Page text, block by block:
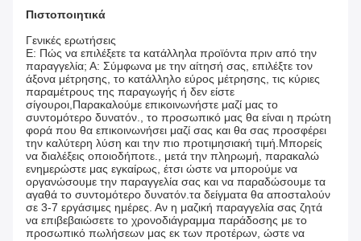
Πιστοποιητικά
Γενικές ερωτήσεις
Ε: Πώς να επιλέξετε τα κατάλληλα προϊόντα πριν από την
παραγγελία; Α: Σύμφωνα με την αίτησή σας, επιλέξτε τον
άξονα μέτρησης, το κατάλληλο εύρος μέτρησης, τις κύριες
παραμέτρους της παραγωγής ή δεν είστε
σίγουροι,Παρακαλούμε επικοινωνήστε μαζί μας το
συντομότερο δυνατόν., το προσωπικό μας θα είναι η πρώτη
φορά που θα επικοινωνήσει μαζί σας και θα σας προσφέρει
την καλύτερη λύση και την πιο προτιμησιακή τιμή.Μπορείς
να διαλέξεις οποιοδήποτε., μετά την πληρωμή, παρακαλώ
ενημερώστε μας εγκαίρως, έτσι ώστε να μπορούμε να
οργανώσουμε την παραγγελία σας και να παραδώσουμε τα
αγαθά το συντομότερο δυνατόν.τα δείγματα θα αποσταλούν
σε 3-7 εργάσιμες ημέρες. Αν η μαζική παραγγελία σας ζητά
να επιβεβαιώσετε το χρονοδιάγραμμα παράδοσης με το
προσωπικό πωλήσεων μας εκ των προτέρων, ώστε να